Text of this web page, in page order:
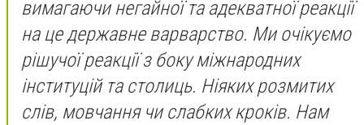
вимагаючи негайної та адекватної реакції
на це державне варварство. Ми очікуємо
рішучої реакції з боку міжнародних
інституцій та столиць. Ніяких розмитих
слів, мовчання чи слабких кроків. Нам